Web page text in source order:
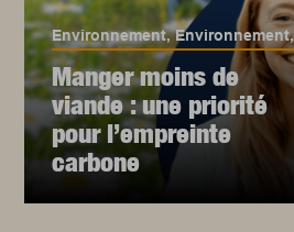
Environnement,Environnement,
Manger moins de
viande : une priorité
pour l’empreinte
carbone